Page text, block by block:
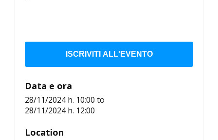
ISCRIVITI ALL'EVENTO
Data e ora
28/11/2024 h. 10:00 to
28/11/2024 h. 12:00
Location